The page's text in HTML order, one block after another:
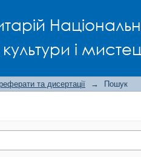
культури і
та дисертації → Пошук